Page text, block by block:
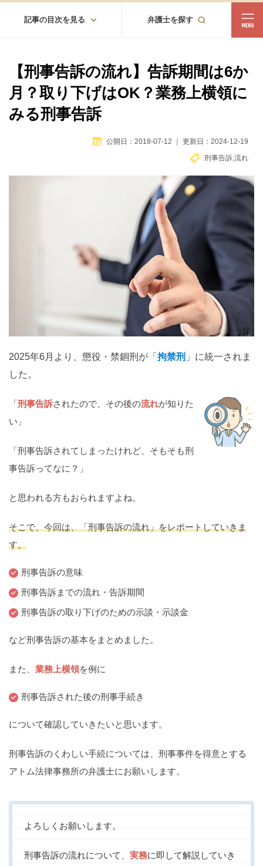
記事の目次を見る 弁護士を探す
都道府県から探す
北海道・東北
北海道 青森 岩手
千葉 東京
愛知 三重
奈良 和歌山
広島
四国
九州・沖縄
鹿児島
沖縄
痴漢 盗撮 わいせつ 傷害
【刑事告訴の流れ】告訴期間は6か
月？取り下げはOK？業務上横領に
みる刑事告訴
公開日：2018-07-12 更新日：2024-12-19
刑事告訴,流れ
2025年6月より、懲役・禁錮刑が「 拘禁刑 」に統一されま
した。
「刑事告訴されたので、その後の流れが知りた
い」
「刑事告訴されてしまったけれど、そもそも刑
事告訴ってなに？」
と思われる方もおられますよね。
そこで、今回は、「刑事告訴の流れ」をレポートしていきま
す。
刑事告訴の意味
刑事告訴までの流れ・告訴期間
刑事告訴の取り下げのための示談・示談金
など刑事告訴の基本をまとめました。
また、 業務上横領を例に
刑事告訴された後の刑事手続き
について確認していきたいと思います。
刑事告訴のくわしい手続については、刑事事件を得意とする
アトム法律事務所の弁護士にお願いします。
よろしくお願いします。
刑事告訴の流れについて、 実務に即して解説していき